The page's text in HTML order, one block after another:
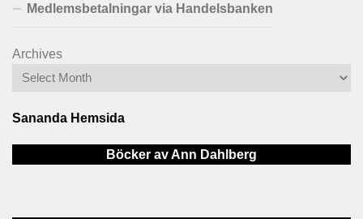
Medlemsbetalningar via Handelsbanken
Archives
Sananda Hemsida
Böcker av Ann Dahlberg